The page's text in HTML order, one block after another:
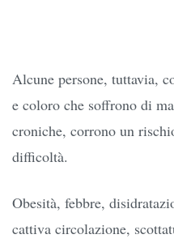
Alcune persone, tuttavia,
e coloro che soffrono di
croniche, corrono un
difficoltà.
Obesità, febbre,
cattiva circolazione,